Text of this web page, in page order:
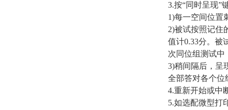
3.按“同时呈现”
1)每一空间位置
2)被试按照记住
值计0.33分。被
次同位组测试中
3)稍间隔后，呈
全部答对各个位
4.重新开始或中
5.如选配微型打